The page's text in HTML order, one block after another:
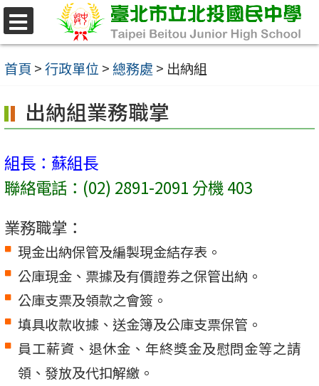
跳
至
主
內
容
區
首頁 >行政單位 > 總務處 > 出納組
出納組業務職掌
組長：蘇組長
聯絡電話：(02) 2891-2091 分機 403
業務職掌：
現金出納保管及編製現金結存表。
公庫現金、票據及有價證券之保管出納。
公庫支票及領款之會簽。
填具收款收據、送金簿及公庫支票保管。
員工薪資、退休金、年終獎金及慰問金等之請
領、發放及代扣解繳。
選
單